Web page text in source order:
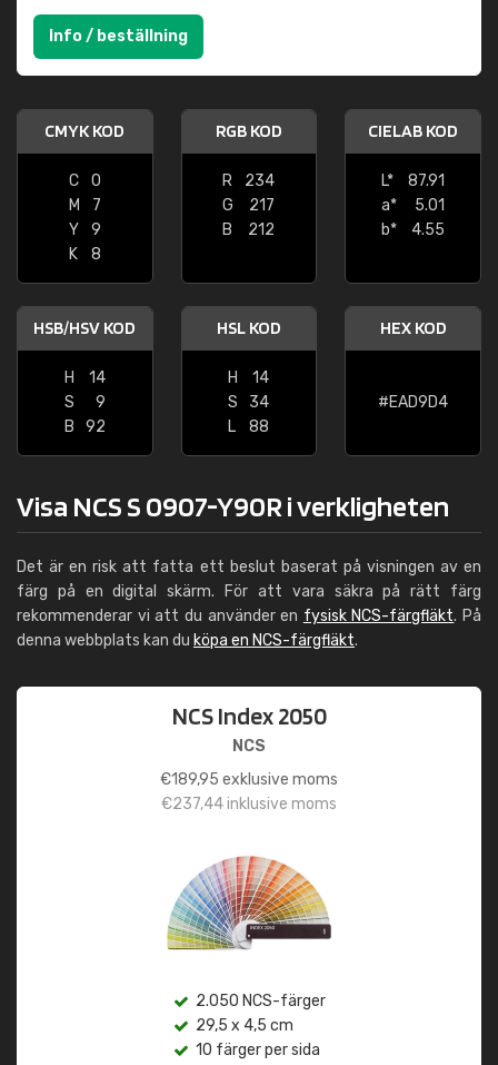
Info / beställning
CMYK KOD
C
0
M
7
Y
9
K
8
RGB KOD
R
234
G
217
B
212
CIELAB KOD
L*
87.91
a*
5.01
b*
4.55
HSB/HSV KOD
H
14
S
9
B
92
HSL KOD
H
14
S
34
L
88
HEX KOD
#EAD9D4
Visa NCS S 0907-Y90R i verkligheten
Det är en risk att fatta ett beslut baserat på visningen av en
färg på en digital skärm. För att vara säkra på rätt färg
rekommenderar vi att du använder en fysisk NCS-färgfläkt. På
denna webbplats kan du köpa en NCS-färgfläkt.
NCS Index 2050
NCS
€189,95 exklusive moms
€237,44inklusive moms
2.050 NCS-färger
29,5 x 4,5 cm
10 färger per sida